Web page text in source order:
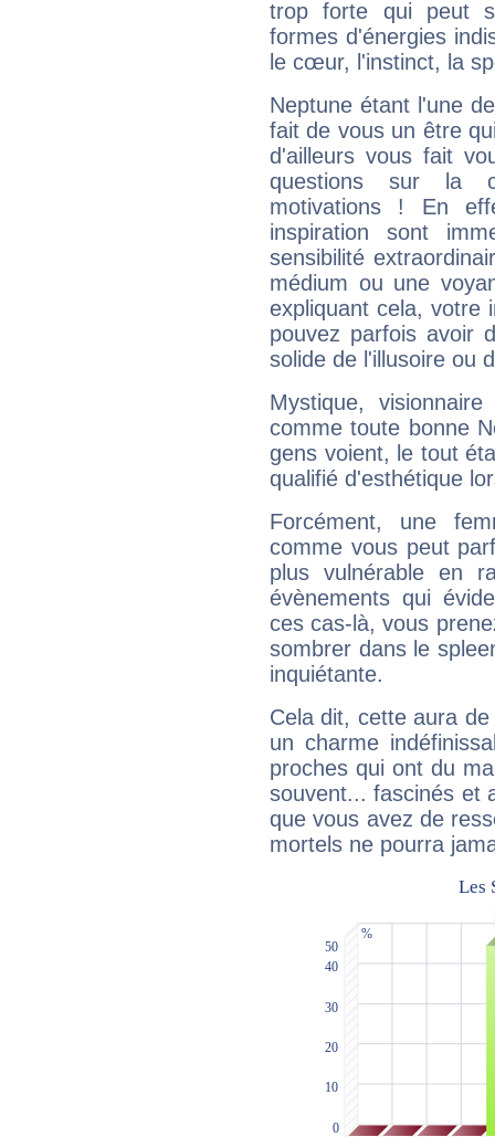
trop forte qui peut
formes d'énergies
le cœur, l'instinct, la
Neptune étant l'une
fait de vous un être
d'ailleurs vous fait
questions sur la
motivations ! En
inspiration sont
sensibilité
médium ou une
expliquant cela, votre
pouvez parfois avoir
solide de l'illusoire ou
Mystique,
comme toute bonne
gens voient, le tout
qualifié d'esthétique
Forcément, une
comme vous peut
plus vulnérable en
évènements qui
ces cas-là, vous
sombrer dans le
inquiétante.
Cela dit, cette aura
un charme
proches qui ont du
souvent... fascinés et
que vous avez de
mortels ne pourra